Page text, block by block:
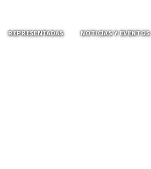
REPRESENTADAS NOTICIAS Y EVENTOS